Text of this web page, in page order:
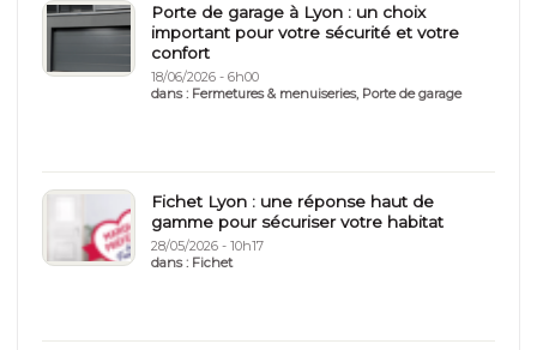
Porte de garage à Lyon : un choix
important pour votre sécurité et votre
confort
18/06/2026 - 6h00
dans : Fermetures & menuiseries, Porte de garage
Fichet Lyon : une réponse haut de
gamme pour sécuriser votre habitat
28/05/2026 - 10h17
dans : Fichet